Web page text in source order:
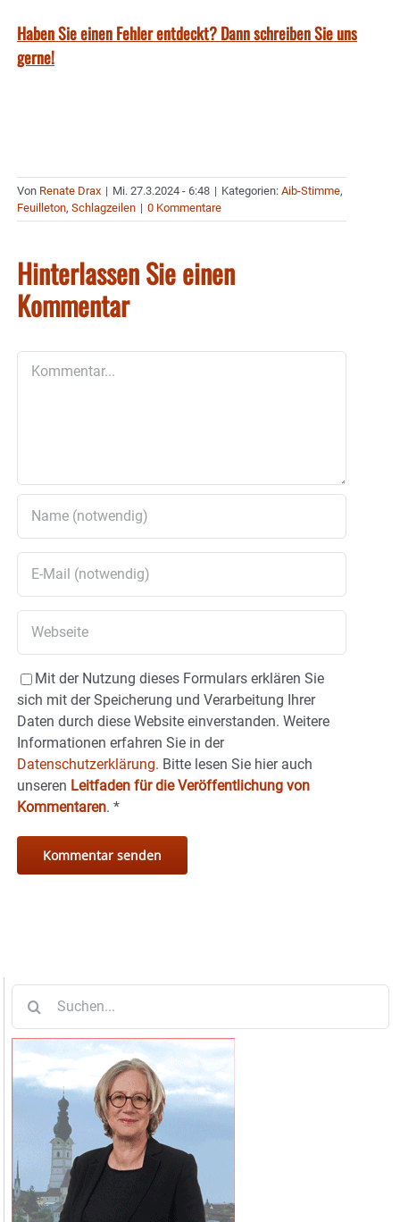
Haben Sie einen Fehler entdeckt? Dann schreiben Sie uns
gerne!
Von Renate Drax | Mi. 27.3.2024 - 6:48 | Kategorien: Aib-Stimme,
Feuilleton, Schlagzeilen | 0 Kommentare
Hinterlassen Sie einen
Kommentar
Mit der Nutzung dieses Formulars erklären Sie
sich mit der Speicherung und Verarbeitung Ihrer
Daten durch diese Website einverstanden. Weitere
Informationen erfahren Sie in der
Datenschutzerklärung. Bitte lesen Sie hier auch
unseren Leitfaden für die Veröffentlichung von
Kommentaren. *
nach: